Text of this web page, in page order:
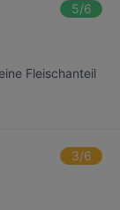
5/6
Fleischanteil
3/6